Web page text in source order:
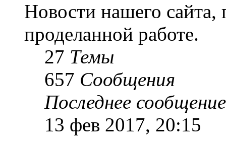
Новости нашего
проделанной работе.
27 Темы
657 Сообщения
Последнее сообщение
13 фев 2017, 20:15